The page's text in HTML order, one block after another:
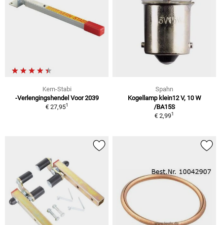
Kern-Stabi
-Verlengingshendel Voor 2039
€ 27,951
Spahn
Kogellamp klein12 V, 10 W
/BA15S
€ 2,991